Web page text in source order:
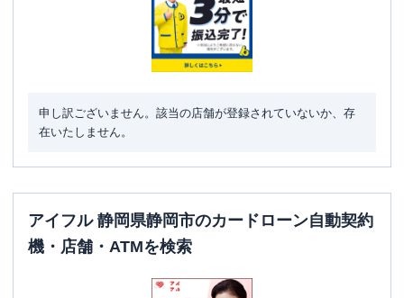
〇
静岡県静岡市葵区御幸町８
名称
日祝：-
ATM営業時間
平日：7：00～24：00
土曜：7：00～24：00
日祝： 7：00～24：00
〇
申し訳ございません。該当の店舗が登録されていないか、存
在いたしません。
アイフル 静岡県静岡市のカードローン自動契約
機・店舗・ATMを検索